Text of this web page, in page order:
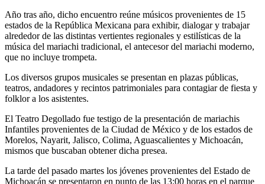
Año tras año, dicho encuentro reúne músicos provenientes de 15
estados de la República Mexicana para exhibir, dialogar y trabajar
alrededor de las distintas vertientes regionales y estilísticas de la
música del mariachi tradicional, el antecesor del mariachi moderno,
que no incluye trompeta.
Los diversos grupos musicales se presentan en plazas públicas,
teatros, andadores y recintos patrimoniales para contagiar de fiesta y
folklor a los asistentes.
El Teatro Degollado fue testigo de la presentación de mariachis
Infantiles provenientes de la Ciudad de México y de los estados de
Morelos, Nayarit, Jalisco, Colima, Aguascalientes y Michoacán,
mismos que buscaban obtener dicha presea.
La tarde del pasado martes los jóvenes provenientes del Estado de
Michoacán se presentaron en punto de las 13:00 horas en el parque